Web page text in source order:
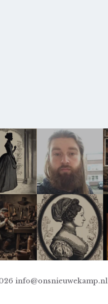
info@onsnieuwekamp.nl